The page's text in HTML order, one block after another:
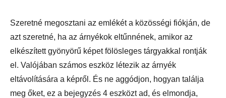
Szeretné megosztani az emlékét a közösségi fiókján, de
azt szeretné, ha az árnyékok eltűnnének, amikor az
elkészített gyönyörű képet fölösleges tárgyakkal rontják
el. Valójában számos eszköz létezik az árnyék
eltávolítására a képről. És ne aggódjon, hogyan találja
meg őket, ez a bejegyzés 4 eszközt ad, és elmondja,